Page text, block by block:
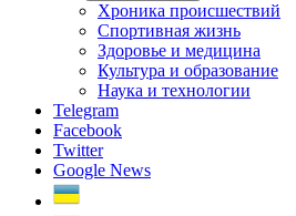
Хроника происшествий
Спортивная жизнь
Здоровье и медицина
Культура и образование
Наука и технологии
Telegram
Facebook
Twitter
Google News